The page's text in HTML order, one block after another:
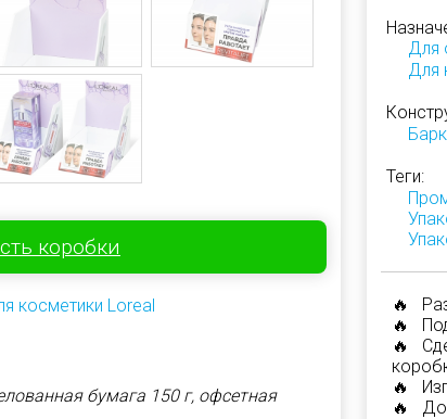
коробки
косметики Loreal
бумага 150 г, офсетная
Для
Для
Теги:
🔥
🔥
🔥
🔥
🔥